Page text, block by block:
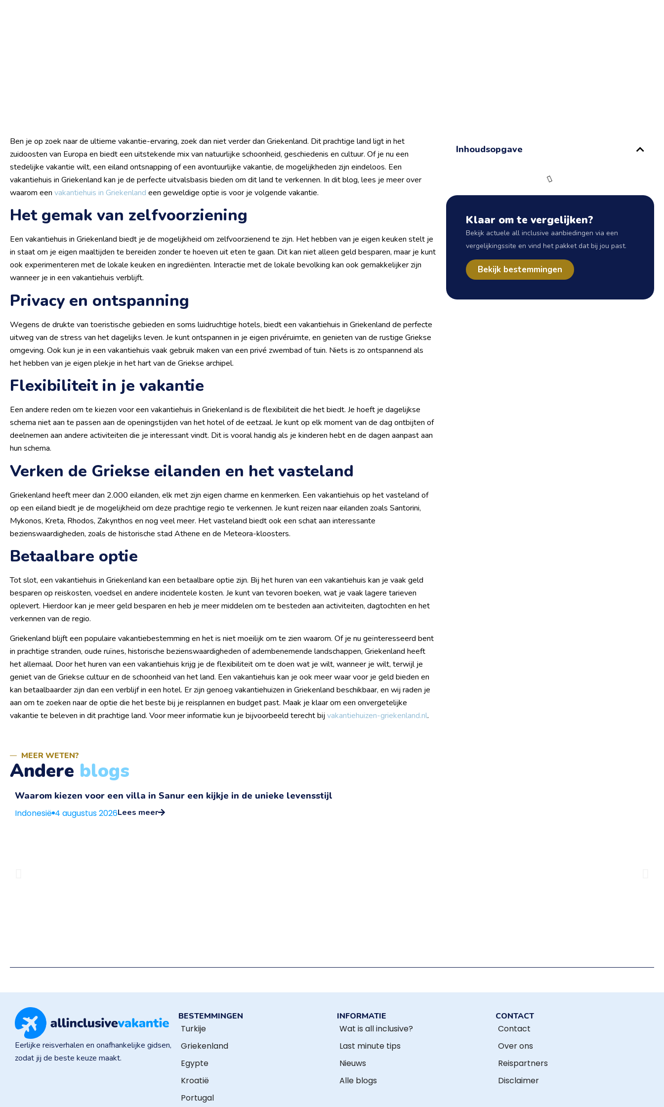
Ben je op zoek naar de ultieme vakantie-ervaring, zoek dan niet verder dan Griekenland. Dit prachtige land ligt in het
zuidoosten van Europa en biedt een uitstekende mix van natuurlijke schoonheid, geschiedenis en cultuur. Of je nu een
stedelijke vakantie wilt, een eiland ontsnapping of een avontuurlijke vakantie, de mogelijkheden zijn eindeloos. Een
vakantiehuis in Griekenland kan je de perfecte uitvalsbasis bieden om dit land te verkennen. In dit blog, lees je meer over
waarom een vakantiehuis in Griekenland een geweldige optie is voor je volgende vakantie.
Het gemak van zelfvoorziening
Een vakantiehuis in Griekenland biedt je de mogelijkheid om zelfvoorzienend te zijn. Het hebben van je eigen keuken stelt je
in staat om je eigen maaltijden te bereiden zonder te hoeven uit eten te gaan. Dit kan niet alleen geld besparen, maar je kunt
ook experimenteren met de lokale keuken en ingrediënten. Interactie met de lokale bevolking kan ook gemakkelijker zijn
wanneer je in een vakantiehuis verblijft.
Privacy en ontspanning
Wegens de drukte van toeristische gebieden en soms luidruchtige hotels, biedt een vakantiehuis in Griekenland de perfecte
uitweg van de stress van het dagelijks leven. Je kunt ontspannen in je eigen privéruimte, en genieten van de rustige Griekse
omgeving. Ook kun je in een vakantiehuis vaak gebruik maken van een privé zwembad of tuin. Niets is zo ontspannend als
het hebben van je eigen plekje in het hart van de Griekse archipel.
Flexibiliteit in je vakantie
Een andere reden om te kiezen voor een vakantiehuis in Griekenland is de flexibiliteit die het biedt. Je hoeft je dagelijkse
schema niet aan te passen aan de openingstijden van het hotel of de eetzaal. Je kunt op elk moment van de dag ontbijten of
deelnemen aan andere activiteiten die je interessant vindt. Dit is vooral handig als je kinderen hebt en de dagen aanpast aan
hun schema.
Verken de Griekse eilanden en het vasteland
Griekenland heeft meer dan 2.000 eilanden, elk met zijn eigen charme en kenmerken. Een vakantiehuis op het vasteland of
op een eiland biedt je de mogelijkheid om deze prachtige regio te verkennen. Je kunt reizen naar eilanden zoals Santorini,
Mykonos, Kreta, Rhodos, Zakynthos en nog veel meer. Het vasteland biedt ook een schat aan interessante
bezienswaardigheden, zoals de historische stad Athene en de Meteora-kloosters.
Betaalbare optie
Tot slot, een vakantiehuis in Griekenland kan een betaalbare optie zijn. Bij het huren van een vakantiehuis kan je vaak geld
besparen op reiskosten, voedsel en andere incidentele kosten. Je kunt van tevoren boeken, wat je vaak lagere tarieven
oplevert. Hierdoor kan je meer geld besparen en heb je meer middelen om te besteden aan activiteiten, dagtochten en het
verkennen van de regio.
Griekenland blijft een populaire vakantiebestemming en het is niet moeilijk om te zien waarom. Of je nu geïnteresseerd bent
in prachtige stranden, oude ruïnes, historische bezienswaardigheden of adembenemende landschappen, Griekenland heeft
het allemaal. Door het huren van een vakantiehuis krijg je de flexibiliteit om te doen wat je wilt, wanneer je wilt, terwijl je
geniet van de Griekse cultuur en de schoonheid van het land. Een vakantiehuis kan je ook meer waar voor je geld bieden en
kan betaalbaarder zijn dan een verblijf in een hotel. Er zijn genoeg vakantiehuizen in Griekenland beschikbaar, en wij raden je
aan om te zoeken naar de optie die het beste bij je reisplannen en budget past. Maak je klaar om een onvergetelijke
vakantie te beleven in dit prachtige land. Voor meer informatie kun je bijvoorbeeld terecht bij vakantiehuizen-griekenland.nl.
Inhoudsopgave
Klaar om te vergelijken?
Bekijk actuele all inclusive aanbiedingen via een
vergelijkingssite en vind het pakket dat bij jou past.
Bekijk bestemmingen
MEER WETEN?
Andere blogs
Waarom kiezen voor een villa in Sanur een kijkje in de unieke levensstijl
Indonesië 4 augustus 2026Lees meer
Eerlijke reisverhalen en onafhankelijke gidsen,
zodat jij de beste keuze maakt.
BESTEMMINGEN
Turkije
Griekenland
Egypte
Kroatië
Portugal
INFORMATIE
Wat is all inclusive?
Last minute tips
Nieuws
Alle blogs
CONTACT
Contact
Over ons
Reispartners
Disclaimer